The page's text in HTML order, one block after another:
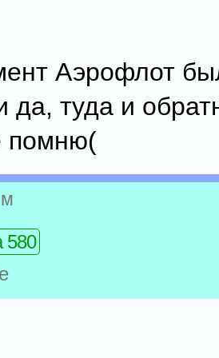
Аэрофлот
туда и
помню(
м
580